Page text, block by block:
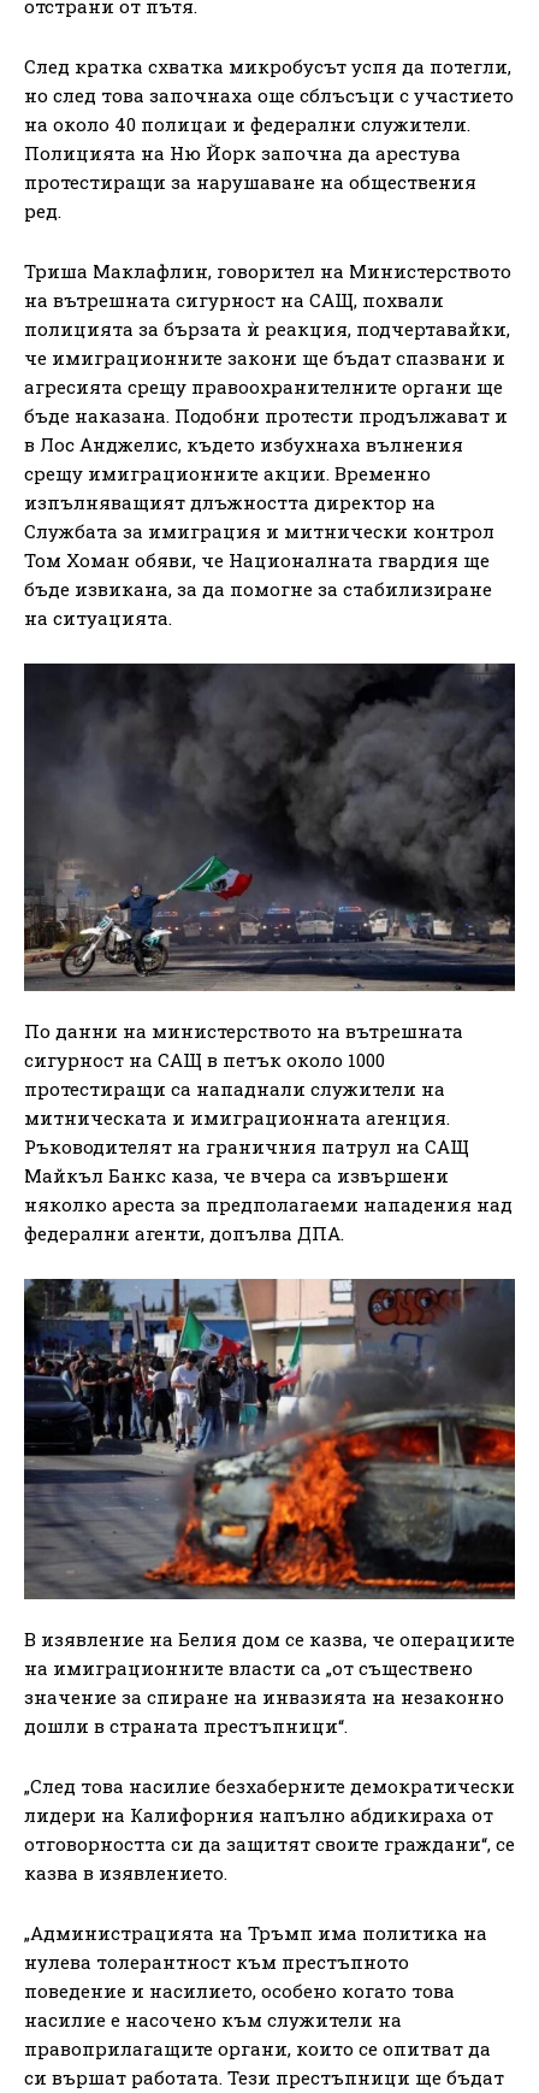
отстрани от пътя.
След кратка схватка микробусът успя да потегли,
но след това започнаха още сблъсъци с участието
на около 40 полицаи и федерални служители.
Полицията на Ню Йорк започна да арестува
протестиращи за нарушаване на обществения
ред.
Триша Маклафлин, говорител на Министерството
на вътрешната сигурност на САЩ, похвали
полицията за бързата ѝ реакция, подчертавайки,
че имиграционните закони ще бъдат спазвани и
агресията срещу правоохранителните органи ще
бъде наказана. Подобни протести продължават и
в Лос Анджелис, където избухнаха вълнения
срещу имиграционните акции. Временно
изпълняващият длъжността директор на
Службата за имиграция и митнически контрол
Том Хоман обяви, че Националната гвардия ще
бъде извикана, за да помогне за стабилизиране
на ситуацията.
По данни на министерството на вътрешната
сигурност на САЩ в петък около 1000
протестиращи са нападнали служители на
митническата и имиграционната агенция.
Ръководителят на граничния патрул на САЩ
Майкъл Банкс каза, че вчера са извършени
няколко ареста за предполагаеми нападения над
федерални агенти, допълва ДПА.
В изявление на Белия дом се казва, че операциите
на имиграционните власти са „от съществено
значение за спиране на инвазията на незаконно
дошли в страната престъпници“.
„След това насилие безхаберните демократически
лидери на Калифорния напълно абдикираха от
отговорността си да защитят своите граждани“, се
казва в изявлението.
„Администрацията на Тръмп има политика на
нулева толерантност към престъпното
поведение и насилието, особено когато това
насилие е насочено към служители на
правоприлагащите органи, които се опитват да
си вършат работата. Тези престъпници ще бъдат